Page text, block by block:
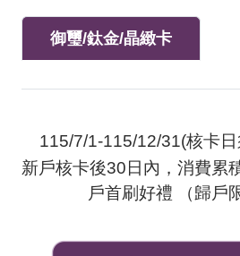
御璽/鈦金/晶緻卡
115/7/1-115/12/31(核卡
新戶核卡後30日內，消費累
戶首刷好禮 （歸戶